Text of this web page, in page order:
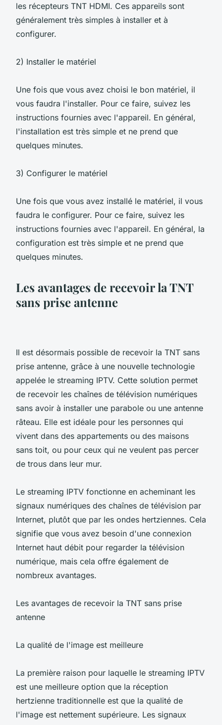
les récepteurs TNT HDMI. Ces appareils sont
généralement très simples à installer et à
configurer.
2) Installer le matériel
Une fois que vous avez choisi le bon matériel, il
vous faudra l'installer. Pour ce faire, suivez les
instructions fournies avec l'appareil. En général,
l'installation est très simple et ne prend que
quelques minutes.
3) Configurer le matériel
Une fois que vous avez installé le matériel, il vous
faudra le configurer. Pour ce faire, suivez les
instructions fournies avec l'appareil. En général, la
configuration est très simple et ne prend que
quelques minutes.
Les avantages de recevoir la TNT
sans prise antenne
Il est désormais possible de recevoir la TNT sans
prise antenne, grâce à une nouvelle technologie
appelée le streaming IPTV. Cette solution permet
de recevoir les chaînes de télévision numériques
sans avoir à installer une parabole ou une antenne
râteau. Elle est idéale pour les personnes qui
vivent dans des appartements ou des maisons
sans toit, ou pour ceux qui ne veulent pas percer
de trous dans leur mur.
Le streaming IPTV fonctionne en acheminant les
signaux numériques des chaînes de télévision par
Internet, plutôt que par les ondes hertziennes. Cela
signifie que vous avez besoin d'une connexion
Internet haut débit pour regarder la télévision
numérique, mais cela offre également de
nombreux avantages.
Les avantages de recevoir la TNT sans prise
antenne
La qualité de l'image est meilleure
La première raison pour laquelle le streaming IPTV
est une meilleure option que la réception
hertzienne traditionnelle est que la qualité de
l'image est nettement supérieure. Les signaux